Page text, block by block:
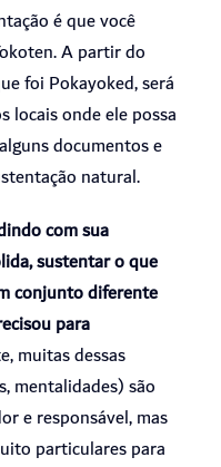
é que você
A partir do
foi Pokayoked, será
locais onde ele possa
documentos e
natural.
com sua
sustentar o que
conjunto diferente
para
muitas dessas
mentalidades) são
e responsável, mas
particulares para